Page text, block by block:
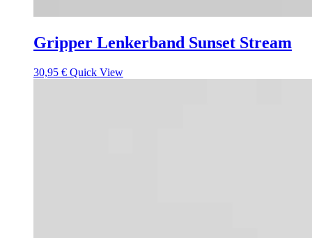
Gripper Lenkerband Sunset Stream
30,95 € Quick View